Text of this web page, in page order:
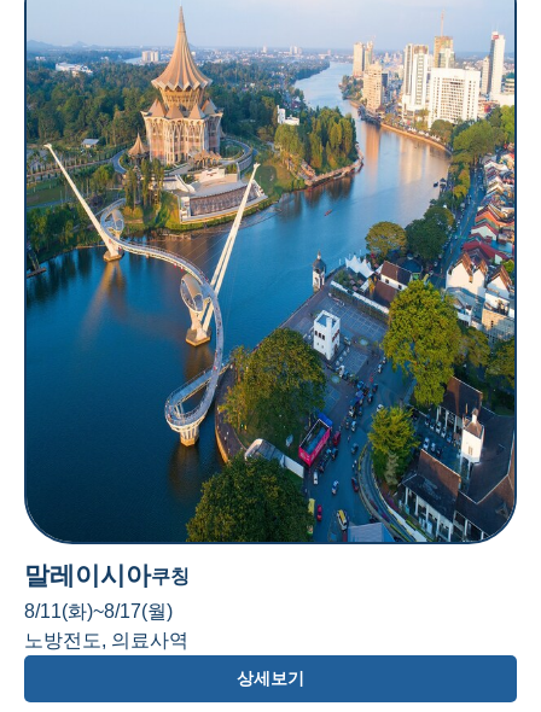
말레이시아쿠칭
8/11(화)~8/17(월)
노방전도, 의료사역
상세보기